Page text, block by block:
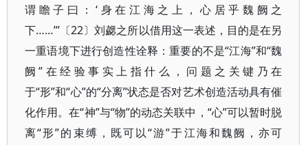
谓瞻子曰：‘身在江海之上，心居乎魏阙之
下……’”〔22〕刘勰之所以借用这一表述，目的是在另
一重语境下进行创造性诠释：重要的不是“江海”和“魏
阙”在经验事实上指什么，问题之关键乃在
于“形”和“心”的“分离”状态是否对艺术创造活动具有催
化作用。在“神”与“物”的动态关联中，“心”可以暂时脱
离“形”的束缚，既可以“游”于江海和魏阙，亦可